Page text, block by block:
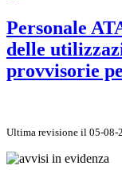
Personale
delle
provvisorie
Ultima revisione il 05-08-